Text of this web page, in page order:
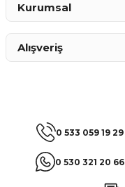
0 533 059 19 29
0 530 321 20 66
Kurumsal
Alışveriş